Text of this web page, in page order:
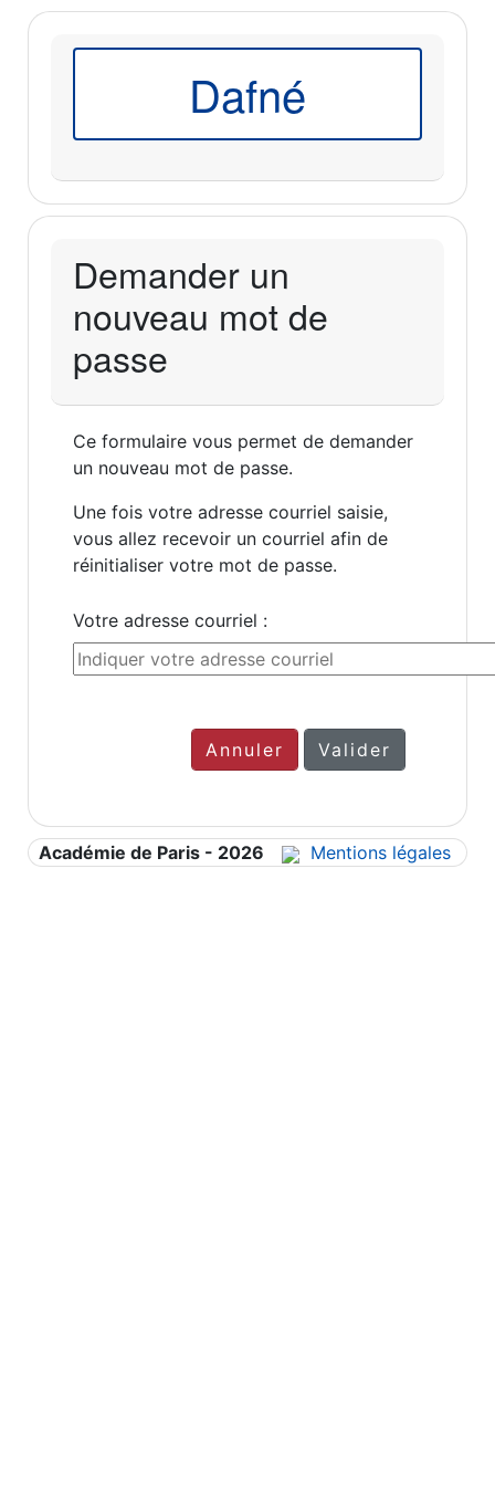
Dafné
Demander un
nouveau mot de
passe
Ce formulaire vous permet de demander
un nouveau mot de passe.
Une fois votre adresse courriel saisie,
vous allez recevoir un courriel afin de
réinitialiser votre mot de passe.
Votre adresse courriel :
Académie de Paris - 2026 Mentions légales